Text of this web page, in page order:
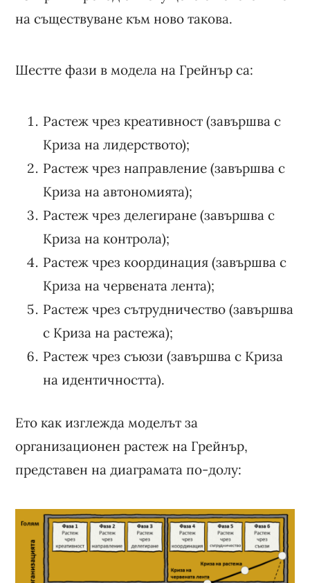
на съществуване към ново такова.
Шестте фази в модела на Грейнър са:
Растеж чрез креативност (завършва с
Криза на лидерството);
Растеж чрез направление (завършва с
Криза на автономията);
Растеж чрез делегиране (завършва с
Криза на контрола);
Растеж чрез координация (завършва с
Криза на червената лента);
Растеж чрез сътрудничество (завършва
с Криза на растежа);
Растеж чрез съюзи (завършва с Криза
на идентичността).
Ето как изглежда моделът за
организационен растеж на Грейнър,
представен на диаграмата по-долу: